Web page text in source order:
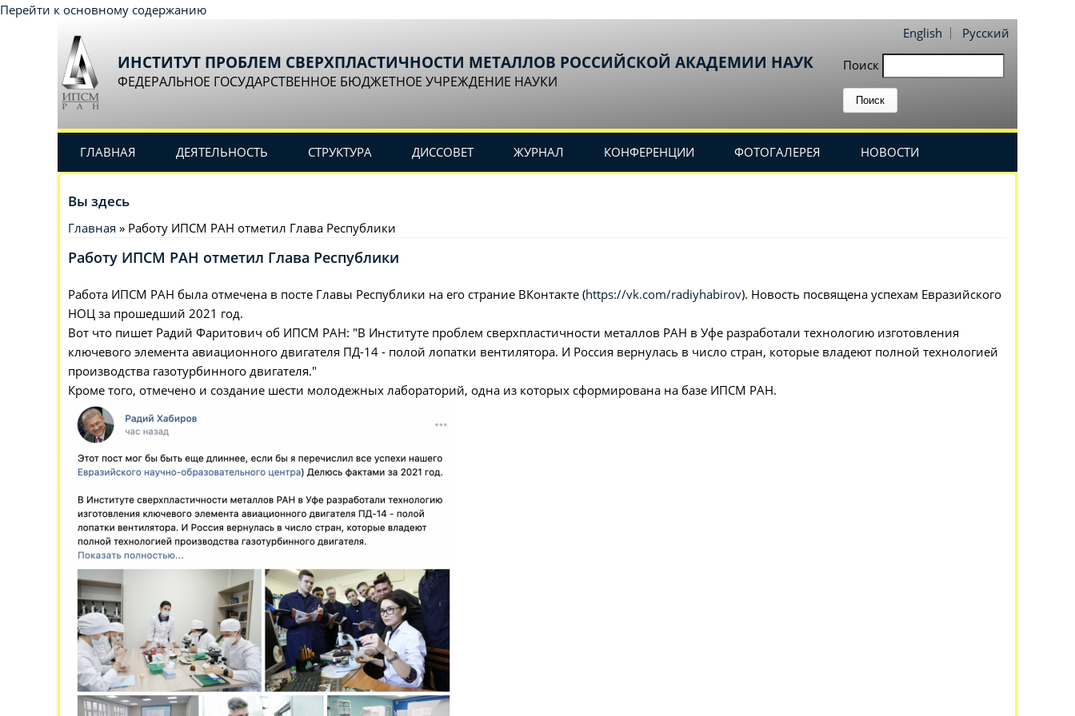
Перейти к основному содержанию
English
Русский
Поиск
ИНСТИТУТ ПРОБЛЕМ СВЕРХПЛАСТИЧНОСТИ МЕТАЛЛОВ РОССИЙСКОЙ АКАДЕМИИ НАУК
ФЕДЕРАЛЬНОЕ ГОСУДАРСТВЕННОЕ БЮДЖЕТНОЕ УЧРЕЖДЕНИЕ НАУКИ
ГЛАВНАЯ ДЕЯТЕЛЬНОСТЬ СТРУКТУРА ДИССОВЕТ ЖУРНАЛ КОНФЕРЕНЦИИ ФОТОГАЛЕРЕЯ НОВОСТИ
Вы здесь
Главная » Работу ИПСМ РАН отметил Глава Республики
Работу ИПСМ РАН отметил Глава Республики
Работа ИПСМ РАН была отмечена в посте Главы Республики на его страние ВКонтакте (https://vk.com/radiyhabirov). Новость посвящена успехам Евразийского
НОЦ за прошедший 2021 год.
Вот что пишет Радий Фаритович об ИПСМ РАН: "В Институте проблем сверхпластичности металлов РАН в Уфе разработали технологию изготовления
ключевого элемента авиационного двигателя ПД-14 - полой лопатки вентилятора. И Россия вернулась в число стран, которые владеют полной технологией
производства газотурбинного двигателя."
Кроме того, отмечено и создание шести молодежных лабораторий, одна из которых сформирована на базе ИПСМ РАН.